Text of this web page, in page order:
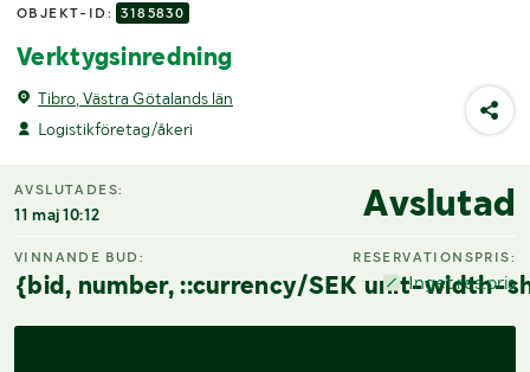
OBJEKT-ID: 3185830
Verktygsinredning
Tibro, Västra Götalands län
Logistikföretag/åkeri
AVSLUTADES:
11 maj 10:12 Avslutad
VINNANDE BUD:
{bid, number, ::currency/SEK unit-width-
RESERVATIONSPRIS:
Inget res.pris